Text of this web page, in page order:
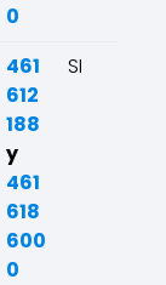
0
461
612
188
y
461
618
600
0
SI